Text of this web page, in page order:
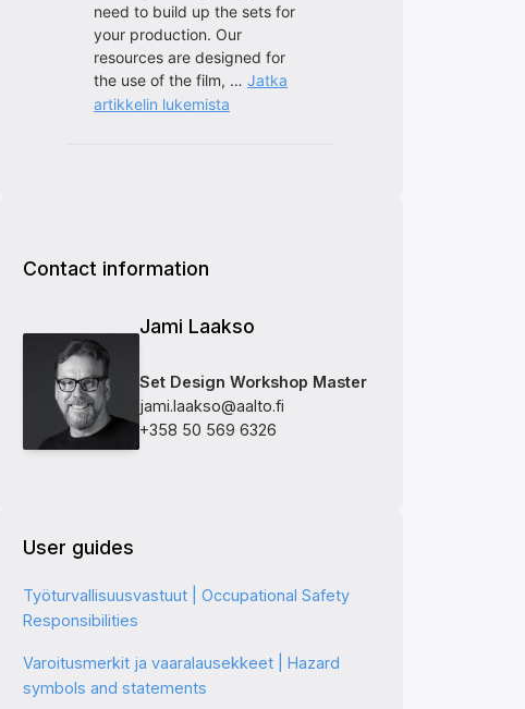
Contact information
Jami Laakso
Set Design Workshop Master
jami.laakso@aalto.fi
+358 50 569 6326
User guides
Työturvallisuusvastuut | Occupational Safety
Responsibilities
Varoitusmerkit ja vaaralausekkeet | Hazard
symbols and statements